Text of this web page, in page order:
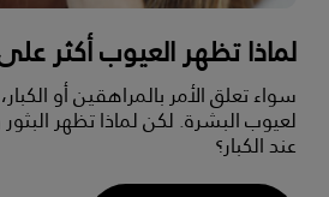
لماذا تظهر العيوب أكثر
سواء تعلق الأمر بالمراهقين أو
لعيوب البشرة. لكن لماذا تظهر
عند الكبار؟